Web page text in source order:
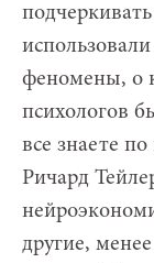
феномены, о
психологов
все знаете
Ричард
другие,